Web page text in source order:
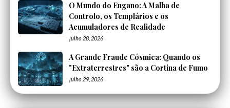
O Mundo do Engano: A Malha de
Controlo, os Templários e os
Acumuladores de Realidade
julho 28, 2026
A Grande Fraude Cósmica: Quando os
"Extraterrestres" são a Cortina de Fumo
julho 29, 2026